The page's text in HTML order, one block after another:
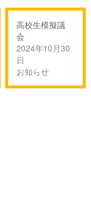
高校生模擬議
会
2024年10月30
日
お知らせ